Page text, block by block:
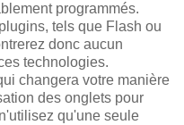
programmés.
tels que Flash ou
donc aucun
technologies.
changera votre manière
des onglets pour
qu'une seule